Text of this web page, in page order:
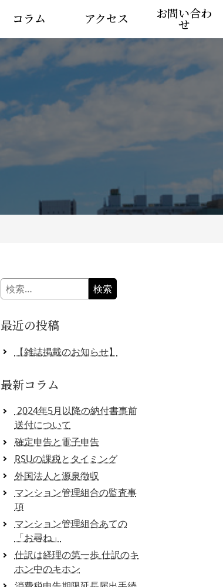
コラム アクセス お問い合わ
せ
検
索:
最近の投稿
【雑誌掲載のお知らせ】
最新コラム
2024年5月以降の納付書事前
送付について
確定申告と電子申告
RSUの課税とタイミング
外国法人と源泉徴収
マンション管理組合の監査事
項
マンション管理組合あての
「お尋ね」
仕訳は経理の第一歩 仕訳のキ
ホン中のキホン